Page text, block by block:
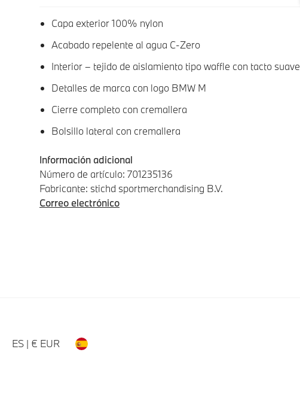
Capa exterior 100% nylon
Acabado repelente al agua C-Zero
Interior – tejido de aislamiento tipo waffle con tacto suave
Detalles de marca con logo BMW M
Cierre completo con cremallera
Bolsillo lateral con cremallera
Información adicional
Número de artículo: 701235136
Fabricante: stichd sportmerchandising B.V.
Correo electrónico
ES | € EUR